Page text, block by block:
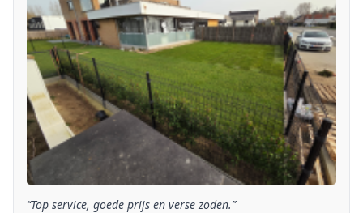
“Top service, goede prijs en verse zoden.”